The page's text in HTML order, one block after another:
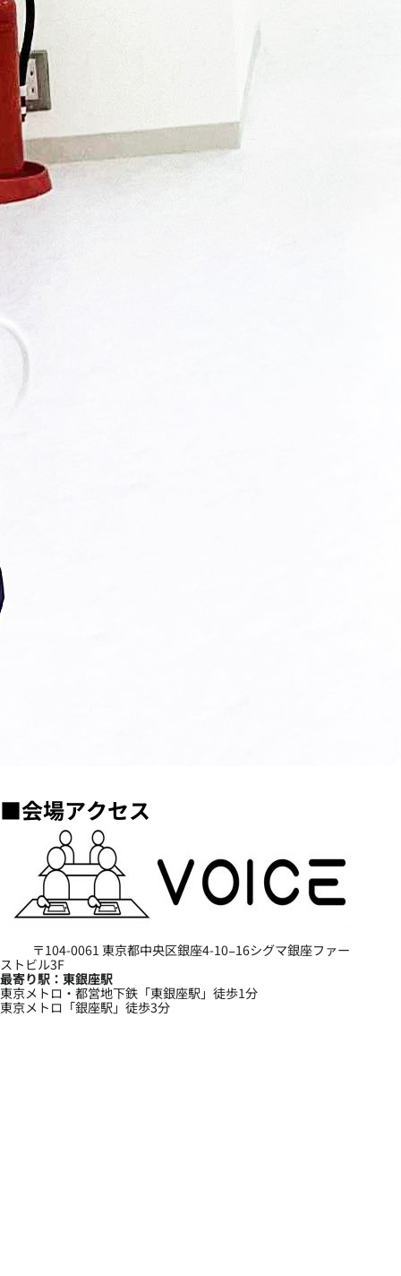
■会場アクセス
〒104-0061 東京都中央区銀座4-10−16シグマ銀座ファー
ストビル3F
最寄り駅：東銀座駅
東京メトロ・都営地下鉄「東銀座駅」徒歩1分
東京メトロ「銀座駅」徒歩3分